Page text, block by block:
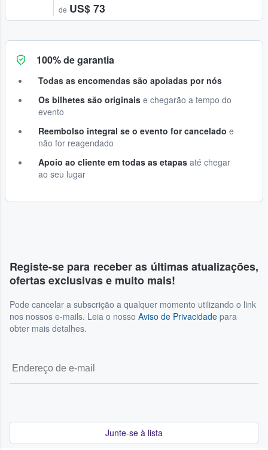
de US$ 73
100% de garantia
Todas as encomendas são apoiadas por nós
Os bilhetes são originais e chegarão a tempo do
evento
Reembolso integral se o evento for cancelado e
não for reagendado
Apoio ao cliente em todas as etapas até chegar
ao seu lugar
Registe-se para receber as últimas atualizações,
ofertas exclusivas e muito mais!
Pode cancelar a subscrição a qualquer momento utilizando o link
nos nossos e-mails. Leia o nosso Aviso de Privacidade para
obter mais detalhes.
Junte-se à lista